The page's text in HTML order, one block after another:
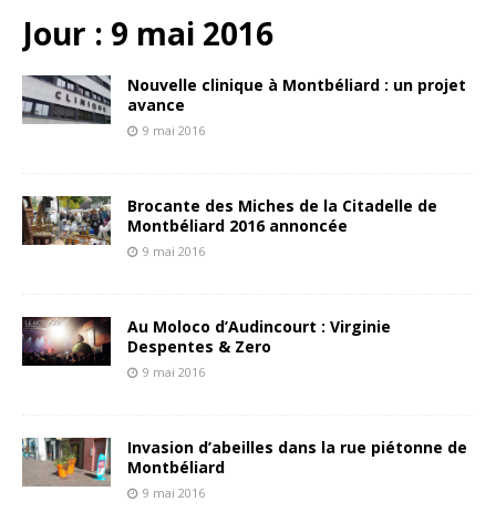
Jour : 9 mai 2016
Nouvelle clinique à Montbéliard : un projet
avance
9 mai 2016
Brocante des Miches de la Citadelle de
Montbéliard 2016 annoncée
9 mai 2016
Au Moloco d’Audincourt : Virginie
Despentes & Zero
9 mai 2016
Invasion d’abeilles dans la rue piétonne de
Montbéliard
9 mai 2016